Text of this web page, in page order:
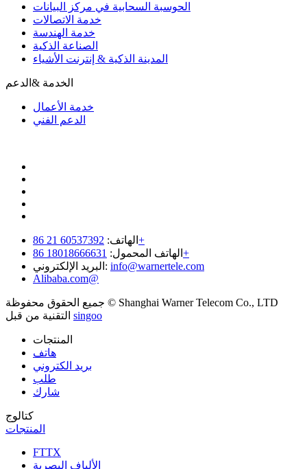
الحوسبة السحابية في مركز البيانات
خدمة الاتصالات
خدمة الهندسة
الصناعة الذكية
المدينة الذكية & إنترنت الأشياء
الخدمة &الدعم
خدمة الأعمال
الدعم الفني
الهاتف: 60537392 21 86+
الهاتف المحمول: 18018666631 86+
البريد الإلكتروني: info@warnertele.com
Alibaba.com@
جميع الحقوق محفوظة © Shanghai Warner Telecom Co., LTD
singoo
المنتجات
هاتف
بريد الكتروني
طلب
شارك
كتالوج
المنتجات
FTTX
الألياف البصرية